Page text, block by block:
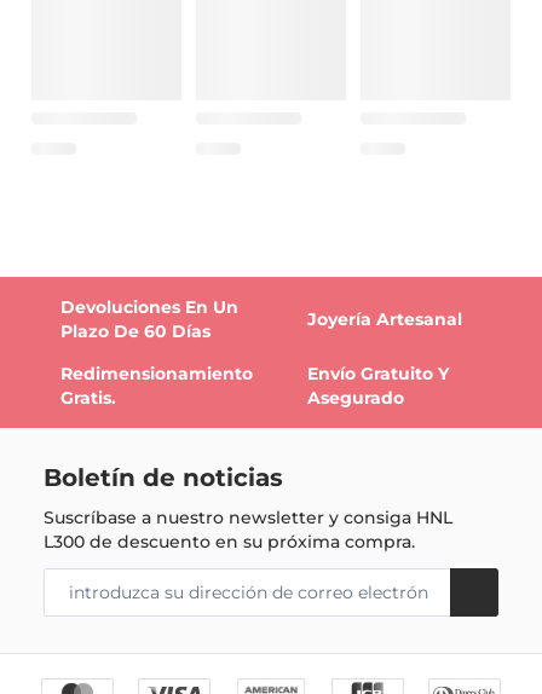
Devoluciones En Un
Plazo De 60 Días
Redimensionamiento
Gratis.
Joyería Artesanal
Envío Gratuito Y
Asegurado
Boletín de noticias
Suscríbase a nuestro newsletter y consiga HNL
L300 de descuento en su próxima compra.